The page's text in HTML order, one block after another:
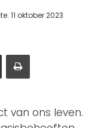
11 oktober 2023
Delen via Email Printen
van ons leven.